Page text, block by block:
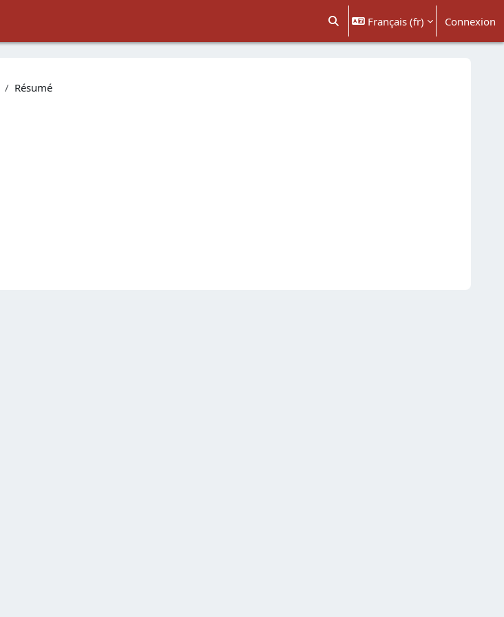
Activer/désactiver la saisie de
Français ‎(fr)‎ Connexion
Résumé